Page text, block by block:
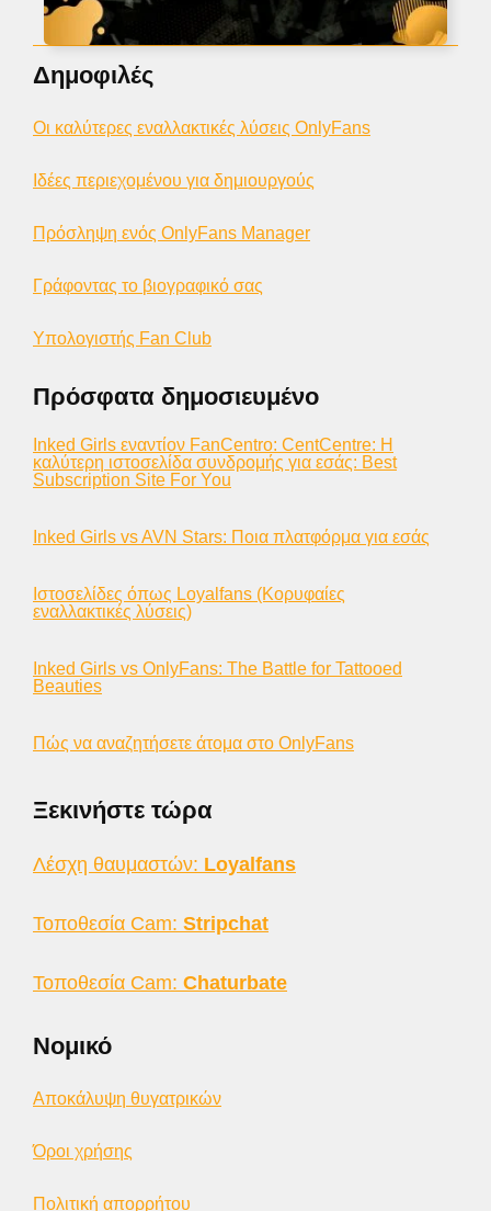
Δημοφιλές
Οι καλύτερες εναλλακτικές λύσεις OnlyFans
Ιδέες περιεχομένου για δημιουργούς
Πρόσληψη ενός OnlyFans Manager
Γράφοντας το βιογραφικό σας
Υπολογιστής Fan Club
Πρόσφατα δημοσιευμένο
Inked Girls εναντίον FanCentro: CentCentre: Η
καλύτερη ιστοσελίδα συνδρομής για εσάς: Best
Subscription Site For You
Inked Girls vs AVN Stars: Ποια πλατφόρμα για εσάς
Ιστοσελίδες όπως Loyalfans (Κορυφαίες
εναλλακτικές λύσεις)
Inked Girls vs OnlyFans: The Battle for Tattooed
Beauties
Πώς να αναζητήσετε άτομα στο OnlyFans
Ξεκινήστε τώρα
Λέσχη θαυμαστών: Loyalfans
Τοποθεσία Cam: Stripchat
Τοποθεσία Cam: Chaturbate
Νομικό
Αποκάλυψη θυγατρικών
Όροι χρήσης
Πολιτική απορρήτου